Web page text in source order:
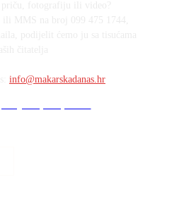
info@makarskadanas.hr